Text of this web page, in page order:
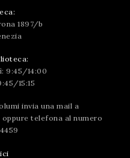
1897/b
9:45/14:00
15:15
invia una mail a
oppure telefona al numero